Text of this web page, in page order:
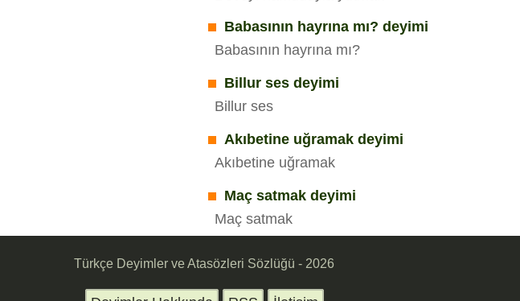
Babasının hayrına mı? deyimi
Babasının hayrına mı?
Billur ses deyimi
Billur ses
Akıbetine uğramak deyimi
Akıbetine uğramak
Maç satmak deyimi
Maç satmak
Türkçe Deyimler ve Atasözleri Sözlüğü - 2026